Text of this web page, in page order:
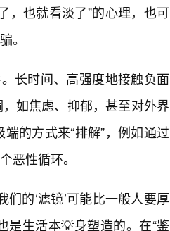
，也就看淡了”的心理，也可
。
长时间、高强度地接触负面
如焦虑、抑郁，甚至对外界
的方式来“排解”，例如通过
恶性循环。
的‘滤镜’可能比一般人要厚
是生活本💡身塑造的。在“鉴